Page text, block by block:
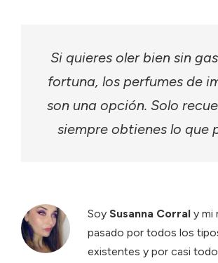
Si quieres oler bien sin
fortuna, los perfumes de
son una opción. Solo
siempre obtienes lo que
Soy Susanna Corral y mi
pasado por todos los
existentes y por casi